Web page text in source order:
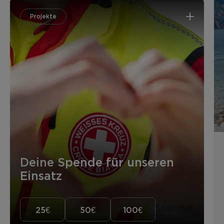
Projekte
Deine Spende für unseren
Einsatz
25€ 50€ 100€